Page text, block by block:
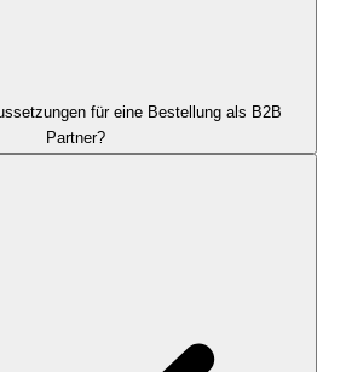
für eine Bestellung als B2B
Partner?